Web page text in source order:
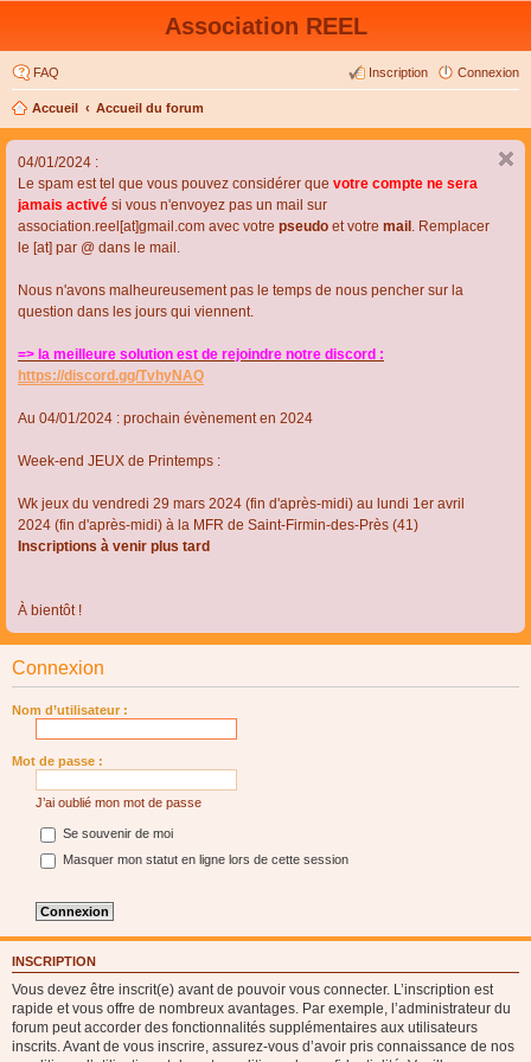
Association REEL
FAQ Connexion
Inscription
Accueil Accueil du forum
04/01/2024 :
Le spam est tel que vous pouvez considérer que votre compte ne sera
jamais activé si vous n'envoyez pas un mail sur
association.reel[at]gmail.com avec votre pseudo et votre mail . Remplacer
le [at] par @ dans le mail.
Nous n'avons malheureusement pas le temps de nous pencher sur la
question dans les jours qui viennent.
=> la meilleure solution est de rejoindre notre discord :
https://discord.gg/TvhyNAQ
Au 04/01/2024 : prochain évènement en 2024
Week-end JEUX de Printemps :
Wk jeux du vendredi 29 mars 2024 (fin d'après-midi) au lundi 1er avril
2024 (fin d'après-midi) à la MFR de Saint-Firmin-des-Près (41)
Inscriptions à venir plus tard
À bientôt !
Connexion
Nom d’utilisateur :
Mot de passe :
J’ai oublié mon mot de passe
Se souvenir de moi
Masquer mon statut en ligne lors de cette session
INSCRIPTION
Vous devez être inscrit(e) avant de pouvoir vous connecter. L’inscription est
rapide et vous offre de nombreux avantages. Par exemple, l’administrateur du
forum peut accorder des fonctionnalités supplémentaires aux utilisateurs
inscrits. Avant de vous inscrire, assurez-vous d’avoir pris connaissance de nos